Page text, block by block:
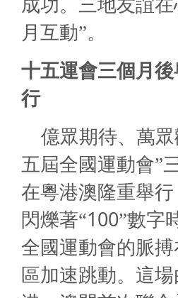
成功。 三地友誼
月互動”。
十五運會三個月
行
億眾期待、萬
五屆全國運動會”
在粵港澳隆重舉
閃爍著“100”數字
全國運動會的脈搏
區加速跳動。這